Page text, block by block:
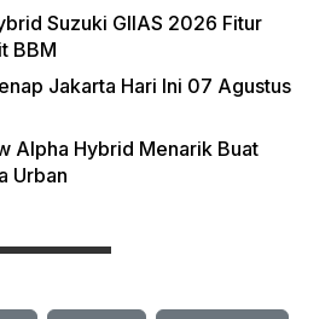
Suzuki GIIAS 2026 Fitur
BBM
Jakarta Hari Ini 07 Agustus
Alpha Hybrid Menarik Buat
Urban